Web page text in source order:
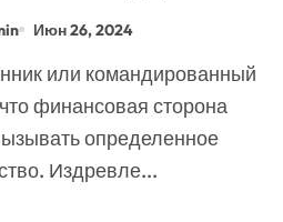
Июн 26, 2024
финансовая сторона
определенное
Издревле...